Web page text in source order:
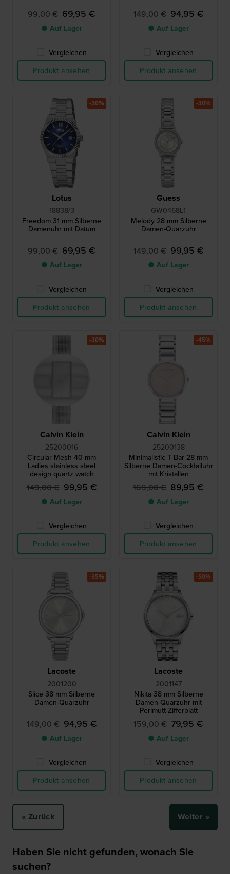
99,00 € 69,95 €
● Auf Lager
Vergleichen
Produkt ansehen
149,00 € 94,95 €
● Auf Lager
Vergleichen
Produkt ansehen
Lotus
18838/3
Freedom 31 mm Silberne
Damenuhr mit Datum
99,00 € 69,95 €
● Auf Lager
Vergleichen
Produkt ansehen
-30%
Guess
GW0468L1
Melody 28 mm Silberne
Damen-Quarzuhr
149,00 € 99,95 €
● Auf Lager
Vergleichen
Produkt ansehen
-30%
Calvin Klein
25200016
Circular Mesh 40 mm
Ladies stainless steel
design quartz watch
149,00 € 99,95 €
● Auf Lager
Vergleichen
Produkt ansehen
-30%
Calvin Klein
25200138
Minimalistic T Bar 28 mm
Silberne Damen-Cocktailuhr
mit Kristallen
169,00 € 89,95 €
● Auf Lager
Vergleichen
Produkt ansehen
-45%
Lacoste
2001200
Slice 38 mm Silberne
Damen-Quarzuhr
149,00 € 94,95 €
● Auf Lager
Vergleichen
Produkt ansehen
-35%
Lacoste
2001147
Nikita 38 mm Silberne
Damen-Quarzuhr mit
Perlmutt-Zifferblatt
159,00 € 79,95 €
● Auf Lager
Vergleichen
Produkt ansehen
-50%
« Zurück Weiter »
Haben Sie nicht gefunden, wonach Sie
suchen?